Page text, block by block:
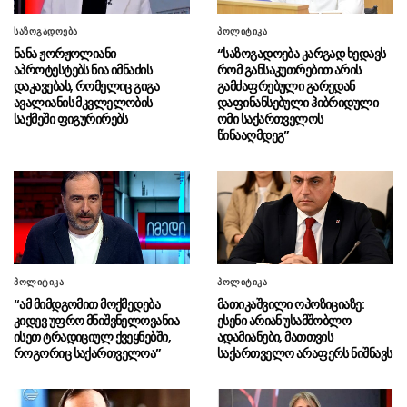
ადვოკატები BBC-ს სარჩელის „პოლიტიკური
სარგებლისთვის გამოყენებაში“
ადანაშაულებენ
06.08 - 10:07ირანის პრეზიდენტი: სიტუაცია
რომელშიც ახლა ვიმყოფებით, რევოლუციის
შემდეგ ყველაზე მძიმეა
საქმეზე დაკავებული ნია იმნაძე კლინიკაში
გადაჰყავთ
05.08 - 23:43
გიგა ავალიანის საქმეზე
აკავებენ ანასტასია ბერუაშვილსაც
05.08 - 23:16
“ზეწარგადაფარებული მკვდარი
შვილი არ უნახავს იმნაძის დედას”
05.08 - 22:49გიგა ავალიანის მკვლელობაში
ფიგურანტი ნია იმნაძის სახლში საპატრულო
საზოგადოება
ნანა ჟორჟოლიანი
აპროტესტებს ნია იმნაძის
დაკავებას, რომელიც გიგა
ავალიანის მკვლელობის
საქმეში ფიგურირებს
პოლიტიკა
“საზოგადოება კარგად ხედავს
რომ განსაკუთრებით არის
გამძაფრებული გარედან
დაფინანსებული ჰიბრიდული
ომი საქართველოს
წინააღმდეგ”
პოლიტიკა
“ამ მიმდგომით მოქმედება
კიდევ უფრო მნიშვნელოვანია
ისეთ ტრადიციულ ქვეყნებში,
როგორიც საქართველოა”
პოლიტიკა
მათიკაშვილი ოპოზიციაზე:
ესენი არიან უსამშობლო
ადამიანები, მათთვის
საქართველო არაფერს ნიშნავს